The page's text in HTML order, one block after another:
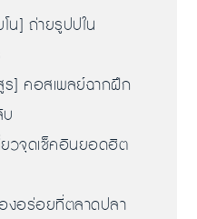
น] ถ่ายรูปปใน
] คอสเพลย์ฉากฝึก
ยวจุดเช็คอินยอดฮิต
งอร่อยที่ตลาดปลา